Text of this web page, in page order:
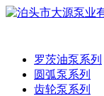
罗茨油泵系列
圆弧泵系列
齿轮泵系列